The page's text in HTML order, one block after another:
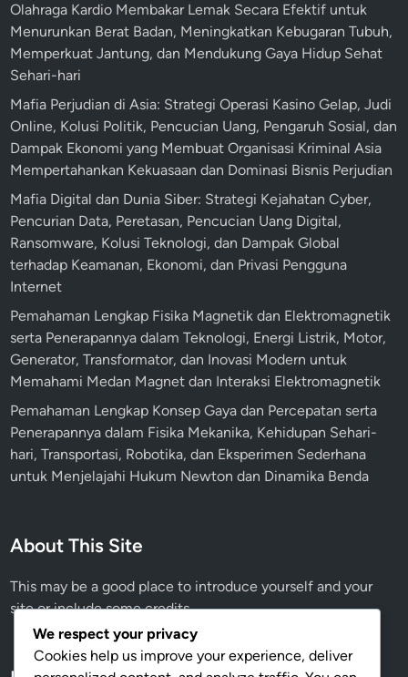
Olahraga Kardio Membakar Lemak Secara Efektif untuk
Menurunkan Berat Badan, Meningkatkan Kebugaran Tubuh,
Memperkuat Jantung, dan Mendukung Gaya Hidup Sehat
Sehari-hari
Mafia Perjudian di Asia: Strategi Operasi Kasino Gelap, Judi
Online, Kolusi Politik, Pencucian Uang, Pengaruh Sosial, dan
Dampak Ekonomi yang Membuat Organisasi Kriminal Asia
Mempertahankan Kekuasaan dan Dominasi Bisnis Perjudian
Mafia Digital dan Dunia Siber: Strategi Kejahatan Cyber,
Pencurian Data, Peretasan, Pencucian Uang Digital,
Ransomware, Kolusi Teknologi, dan Dampak Global
terhadap Keamanan, Ekonomi, dan Privasi Pengguna
Internet
Pemahaman Lengkap Fisika Magnetik dan Elektromagnetik
serta Penerapannya dalam Teknologi, Energi Listrik, Motor,
Generator, Transformator, dan Inovasi Modern untuk
Memahami Medan Magnet dan Interaksi Elektromagnetik
Pemahaman Lengkap Konsep Gaya dan Percepatan serta
Penerapannya dalam Fisika Mekanika, Kehidupan Sehari-
hari, Transportasi, Robotika, dan Eksperimen Sederhana
untuk Menjelajahi Hukum Newton dan Dinamika Benda
About This Site
This may be a good place to introduce yourself and your
site or include some credits.
We respect your privacy
Cookies help us improve your experience, deliver